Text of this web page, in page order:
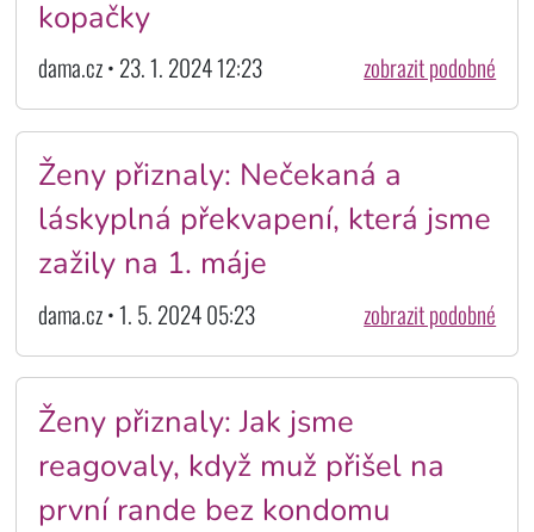
kopačky
dama.cz • 23. 1. 2024 12:23 zobrazit podobné
Ženy přiznaly: Nečekaná a
láskyplná překvapení, která jsme
zažily na 1. máje
dama.cz • 1. 5. 2024 05:23 zobrazit podobné
Ženy přiznaly: Jak jsme
reagovaly, když muž přišel na
první rande bez kondomu